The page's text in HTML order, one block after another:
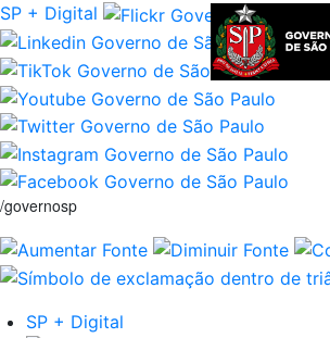
SP + Digital
/governosp
SP + Digital